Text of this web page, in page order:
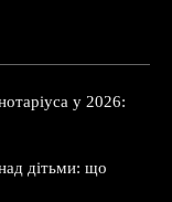
у 2026:
дітьми: що